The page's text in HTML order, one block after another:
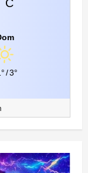
C
/3°